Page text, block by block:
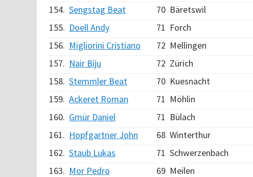
154. Sengstag Beat 70 Bäretswil
155. Doell Andy 71 Forch
156. Migliorini Cristiano 72 Mellingen
157. Nair Biju 72 Zürich
158. Stemmler Beat 70 Kuesnacht
159. Ackeret Roman 71 Möhlin
160. Gmür Daniel 71 Bülach
161. Hopfgartner John 68 Winterthur
162. Staub Lukas 71 Schwerzenbach
163. Mor Pedro 69 Meilen